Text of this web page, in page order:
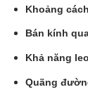
Khoảng
Bán kính
Khả năng
Quãng